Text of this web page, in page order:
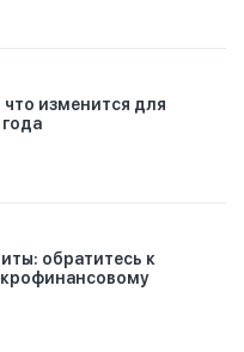
изменится для
обратитесь к